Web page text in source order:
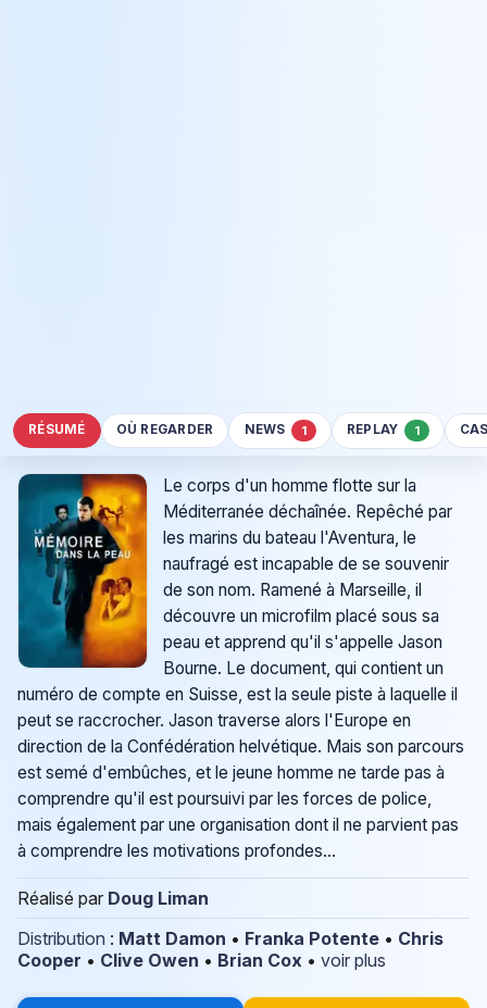
RÉSUMÉ OÙ REGARDER NEWS 1 REPLAY 1
Le corps d'un homme flotte sur la
Méditerranée déchaînée. Repêché par
les marins du bateau l'Aventura, le
naufragé est incapable de se souvenir
de son nom. Ramené à Marseille, il
découvre un microfilm placé sous sa
peau et apprend qu'il s'appelle Jason
Bourne. Le document, qui contient un
numéro de compte en Suisse, est la seule piste à laquelle il
peut se raccrocher. Jason traverse alors l'Europe en
direction de la Confédération helvétique. Mais son parcours
est semé d'embûches, et le jeune homme ne tarde pas à
comprendre qu'il est poursuivi par les forces de police,
mais également par une organisation dont il ne parvient pas
à comprendre les motivations profondes...
Réalisé par Doug Liman
Distribution : Matt Damon • Franka Potente • Chris
Cooper • Clive Owen • Brian Cox • voir plus